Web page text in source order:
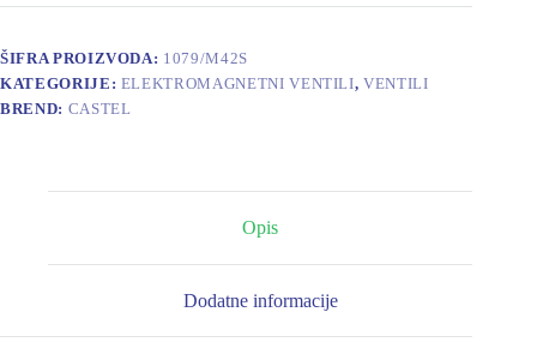
ŠIFRA PROIZVODA: 1079/M42S
KATEGORIJE: ELEKTROMAGNETNI VENTILI,VENTILI
BREND: CASTEL
Opis
Dodatne informacije